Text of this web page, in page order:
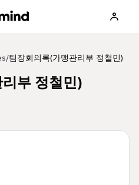
/팀장회의록(가맹관리부 정철민)
부 정철민)